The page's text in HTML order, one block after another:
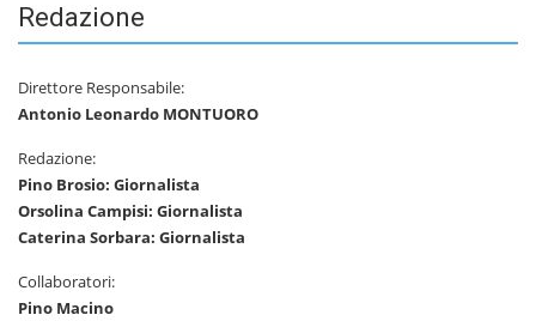
Redazione
Direttore Responsabile:
Antonio Leonardo MONTUORO
Redazione:
Pino Brosio: Giornalista
Orsolina Campisi: Giornalista
Caterina Sorbara: Giornalista
Collaboratori:
Pino Macino